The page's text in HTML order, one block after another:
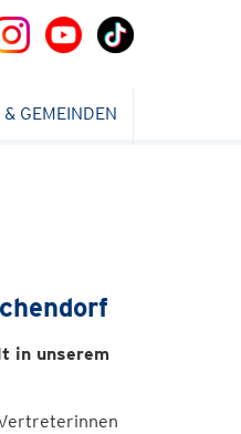
& GEMEINDEN
in unserem